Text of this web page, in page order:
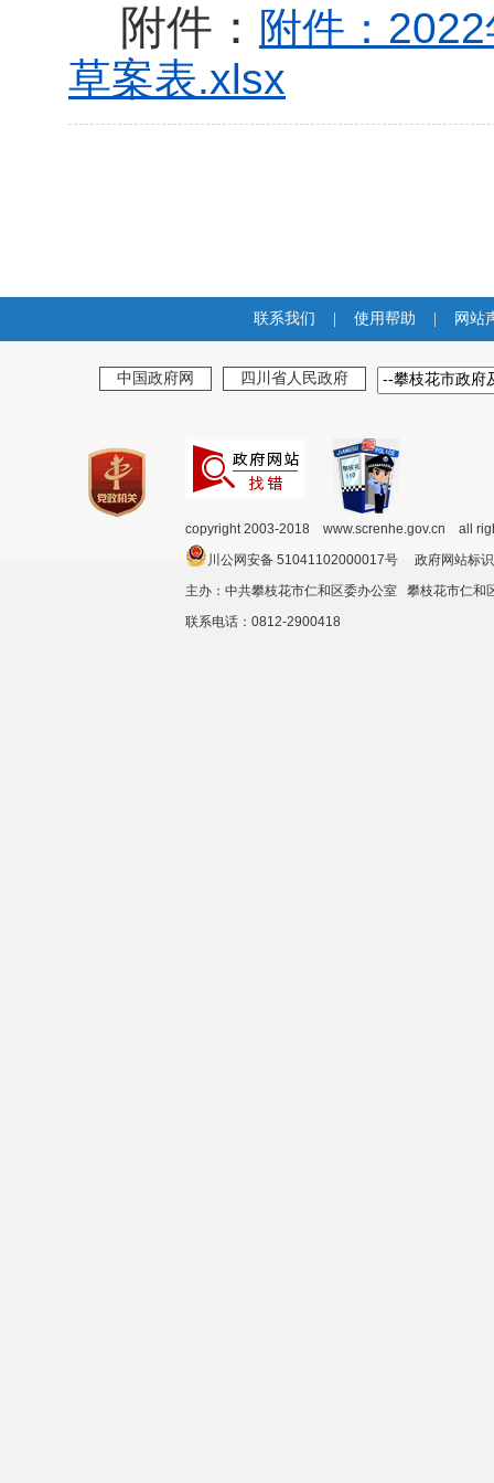
附件： 附件：
草案表.xlsx
联系我们 使用帮助 网站
中国政府网 四川省人民政府
copyright 2003-2018 www.screnhe.gov.cn all
川公网安备 51041102000017号 政府网站
主办：中共攀枝花市仁和区委办公室 攀枝花市仁
联系电话：0812-2900418